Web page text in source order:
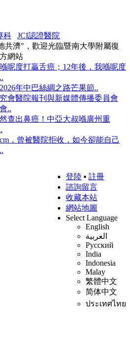
科
JCI認證醫院
共濟"，歡迎光臨暨南大學附屬復
網站
呢度打贏舌癌；12年後，我喺呢度
年中巴絲綢之路芒果節..
會醫院報刊與新媒體傳播委員會
..
查出鼻癌！中亞大叔喺廣州重
，曾被醫院拒收，如今卻能自己
登陸 ▪ 註冊
諮詢留言
收藏本站
網站地圖
Select Language
English
العربية
Русский
India
Indonesia
Malay
繁體中文
简体中文
ประเทศไทย